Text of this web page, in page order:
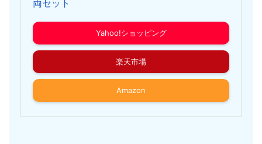
両セット
Yahoo!ショッピング
楽天市場
Amazon